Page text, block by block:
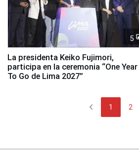
5
La presidenta Keiko Fujimori,
participa en la ceremonia “One Year
To Go de Lima 2027”
chevron_left 1 2